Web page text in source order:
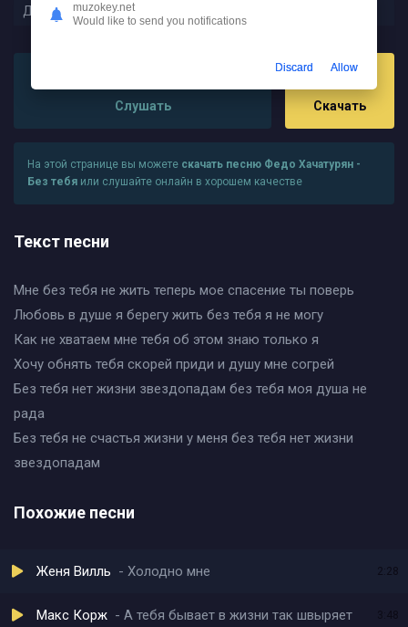
Дата релиза:
Слушать Скачать
На этой странице вы можете скачать песню Федо Хачатурян -
Без тебя или слушайте онлайн в хорошем качестве
Текст песни
Мне без тебя не жить теперь мое спасение ты поверь
Любовь в душе я берегу жить без тебя я не могу
Как не хватаем мне тебя об этом знаю только я
Хочу обнять тебя скорей приди и душу мне согрей
Без тебя нет жизни звездопадам без тебя моя душа не
рада
Без тебя не счастья жизни у меня без тебя нет жизни
звездопадам
Похожие песни
Женя Вилль Холодно мне 2:28
Макс Корж А тебя бывает в жизни так швыряет
muzokey.net
Would like to send you notifications
Discard Allow